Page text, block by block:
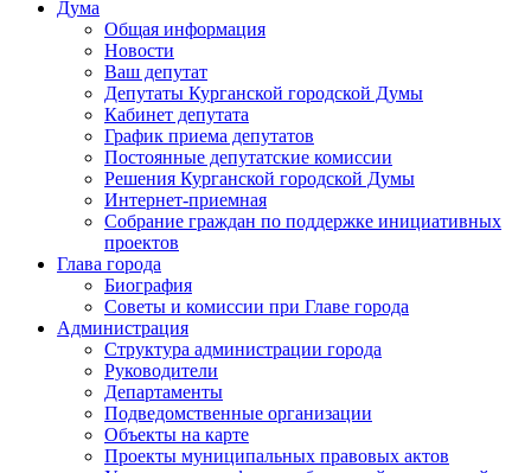
Дума
Общая информация
Новости
Ваш депутат
Депутаты Курганской городской Думы
Кабинет депутата
График приема депутатов
Постоянные депутатские комиссии
Решения Курганской городской Думы
Интернет-приемная
Собрание граждан по поддержке инициативных
проектов
Глава города
Биография
Советы и комиссии при Главе города
Администрация
Структура администрации города
Руководители
Департаменты
Подведомственные организации
Объекты на карте
Проекты муниципальных правовых актов